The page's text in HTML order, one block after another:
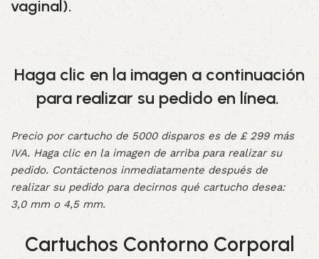
vaginal).
Haga clic en la imagen a continuación
para realizar su pedido en línea.
Precio por cartucho de 5000 disparos es de £ 299 más
IVA. Haga clic en la imagen de arriba para realizar su
pedido. Contáctenos inmediatamente después de
realizar su pedido para decirnos qué cartucho desea:
3,0 mm o 4,5 mm.
Cartuchos Contorno Corporal